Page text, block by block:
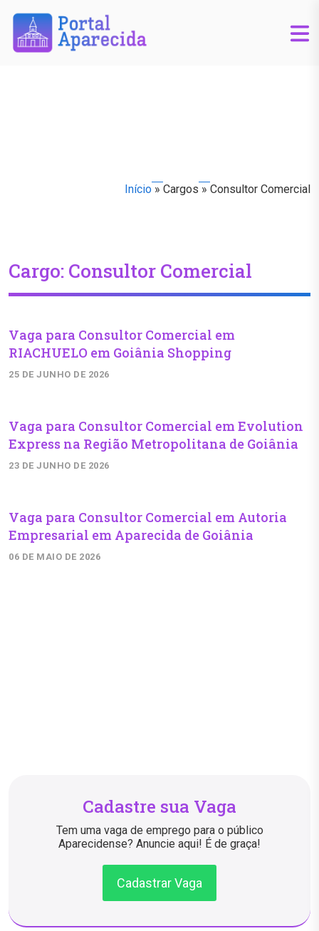
Início » Cargos » Consultor Comercial
Cargo: Consultor Comercial
Vaga para Consultor Comercial em
RIACHUELO em Goiânia Shopping
25 DE JUNHO DE 2026
Vaga para Consultor Comercial em Evolution
Express na Região Metropolitana de Goiânia
23 DE JUNHO DE 2026
Vaga para Consultor Comercial em Autoria
Empresarial em Aparecida de Goiânia
06 DE MAIO DE 2026
Cadastre sua Vaga
Tem uma vaga de emprego para o público
Aparecidense? Anuncie aqui! É de graça!
Cadastrar Vaga